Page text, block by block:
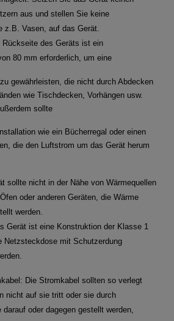
aus und stellen Sie keine
z.B. Vasen, auf das Gerät.
Rückseite des Geräts ist ein
80 mm erforderlich, um eine
gewährleisten, die nicht durch Abdecken
wie Tischdecken, Vorhängen usw.
sollte
wie ein Bücherregal oder einen
die den Luftstrom um das Gerät herum
sollte nicht in der Nähe von Wärmequellen
oder anderen Geräten, die Wärme
werden.
Gerät ist eine Konstruktion der Klasse 1
Netzsteckdose mit Schutzerdung
Die Stromkabel sollten so verlegt
nicht auf sie tritt oder sie durch
darauf oder dagegen gestellt werden,